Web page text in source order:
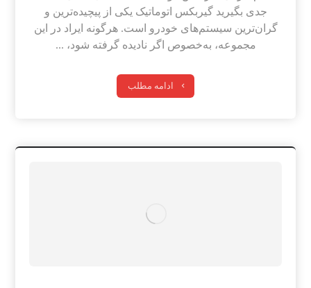
جدی بگیرید گیربکس اتوماتیک یکی از پیچیده‌ترین و
گران‌ترین سیستم‌های خودرو است. هرگونه ایراد در این
مجموعه، به‌خصوص اگر نادیده گرفته شود، ...
ادامه مطلب